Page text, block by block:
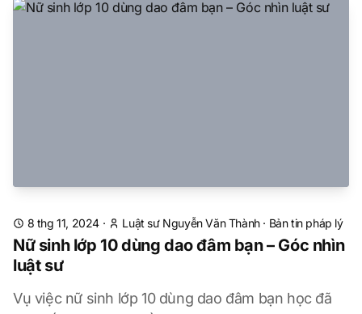
8 thg 11, 2024 · Luật sư Nguyễn Văn Thành· Bản tin pháp lý
Nữ sinh lớp 10 dùng dao đâm bạn – Góc nhìn
luật sư
Vụ việc nữ sinh lớp 10 dùng dao đâm bạn học đã